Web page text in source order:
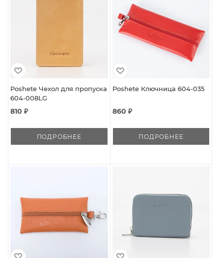
Poshete Чехол для пропуска
604-008LG
810 ₽
ПОДРОБНЕЕ
Poshete Ключница 604-035
860 ₽
ПОДРОБНЕЕ